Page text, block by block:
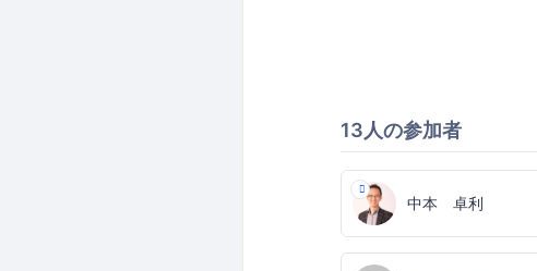
13人の参加者
中本 卓利